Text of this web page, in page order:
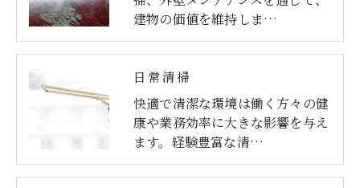
建物の価値を維持しま…
日常清掃
快適で清潔な環境は働く方々の健
康や業務効率に大きな影響を与え
ます。経験豊富な清…